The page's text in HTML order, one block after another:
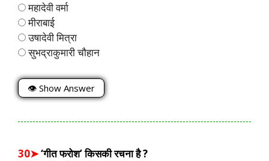
महादेवी वर्मा
मीराबाई
उषादेवी मित्रा
सुभद्राकुमारी चौहान
👁 Show Answer
30➤‘गीत फरोश’ किसकी रचना है ?